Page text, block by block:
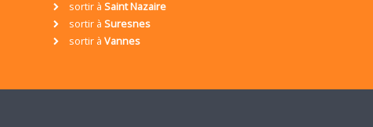
sortir à Saint Nazaire
sortir à Suresnes
sortir à Vannes